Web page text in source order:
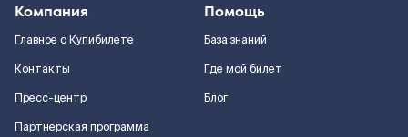
Компания
Главное о Купибилете
Контакты
Пресс-центр
Партнерская программа
Помощь
База знаний
Где мой билет
Блог